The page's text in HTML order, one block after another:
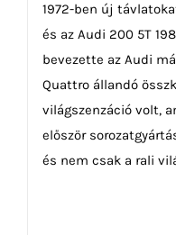
1972-ben új
és az Audi 200 5T
bevezette az Audi
Quattro állandó
világszenzáció volt,
először
és nem csak a rali